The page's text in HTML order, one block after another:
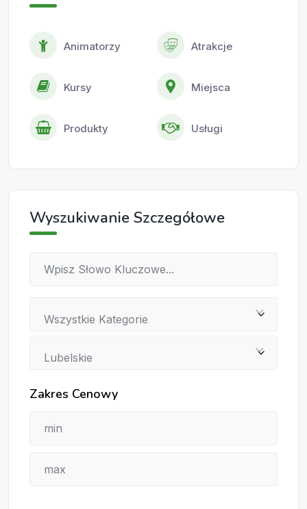
Animatorzy Atrakcje
Kursy Miejsca
Produkty Usługi
Wyszukiwanie Szczegółowe
Wszystkie Kategorie
Lubelskie
Zakres Cenowy